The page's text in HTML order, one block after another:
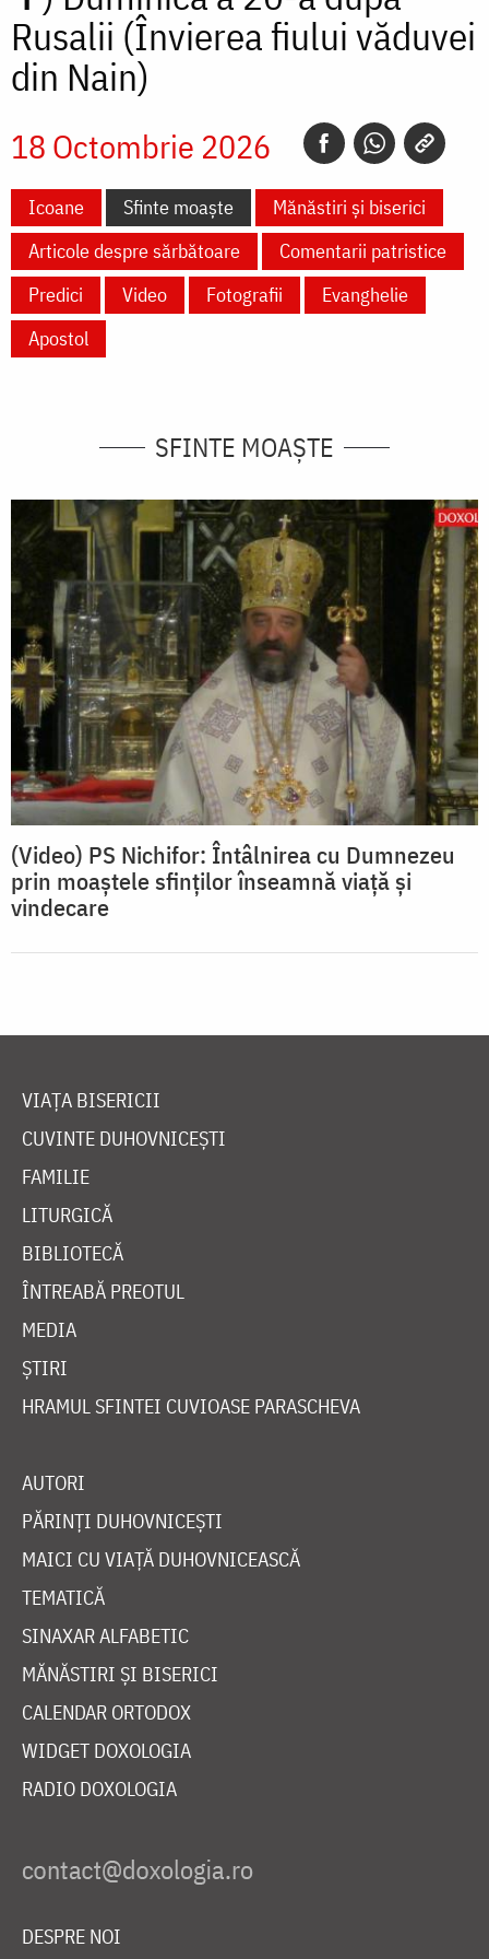
Rusalii (Învierea fiului văduvei
din Nain)
18 Octombrie 2026
Icoane Sfinte moaște
Mănăstiri și biserici
Articole despre sărbătoare
Comentarii patristice
Predici
Video Fotografii
Evanghelie
Apostol
SFINTE MOAȘTE
(Video) PS Nichifor: Întâlnirea cu Dumnezeu
prin moaștele sfinților înseamnă viață și
vindecare
VIAȚA BISERICII
CUVINTE DUHOVNICEȘTI
FAMILIE
LITURGICĂ
BIBLIOTECĂ
ÎNTREABĂ PREOTUL
MEDIA
ȘTIRI
HRAMUL SFINTEI CUVIOASE PARASCHEVA
AUTORI
PĂRINȚI DUHOVNICEȘTI
MAICI CU VIAȚĂ DUHOVNICEASCĂ
TEMATICĂ
SINAXAR ALFABETIC
MĂNĂSTIRI ȘI BISERICI
CALENDAR ORTODOX
WIDGET DOXOLOGIA
RADIO DOXOLOGIA
DESPRE NOI